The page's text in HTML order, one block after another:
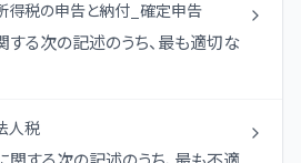
得税の申告と納付_確定申告
る次の記述のうち、最も適切な
人税